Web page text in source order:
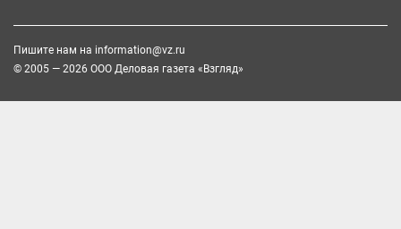
Пишите нам на information@vz.ru
© 2005 — 2026 ООО Деловая газета «Взгляд»